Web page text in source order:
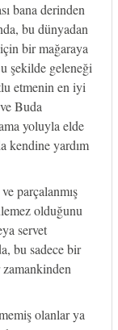
bana derinden
bu dünyadan
bir mağaraya
şekilde geleneği
etmenin en iyi
Buda
yoluyla elde
kendine yardım
parçalanmış
olduğunu
servet
bu sadece bir
olanlar ya